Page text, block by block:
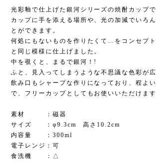
光彩釉で仕上げた銀河シリーズの焼酎カップで
カップに手を添える場所や、光の加減でいろ
とができます。
何処にもないものを作りたくて…をコンセプ
と同じ模様に仕上げました。
中を覗くと、まるで銀河！!
ふと、見入ってしまうような不思議な色彩が広
飲み口もシャープな作りになっており、程よ
で、フリーカップとしてもお使いいただけます
素材 ：磁器
サイズ ：φ9.3cm 高さ10.2cm
内容量 ：300ml
電子レンジ：可
食洗機 ：△